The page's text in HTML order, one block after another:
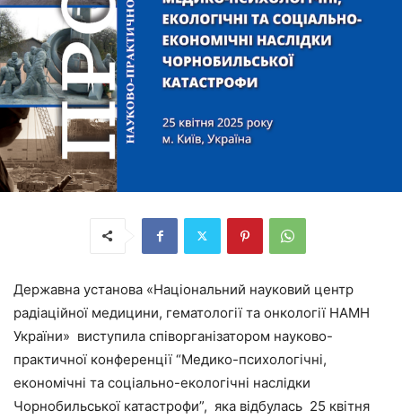
Державна установа «Національний науковий центр
радіаційної медицини, гематології та онкології НАМН
України» виступила співорганізатором науково-
практичної конференції “Медико-психологічні,
економічні та соціально-екологічні наслідки
Чорнобильської катастрофи”, яка відбулась 25 квітня